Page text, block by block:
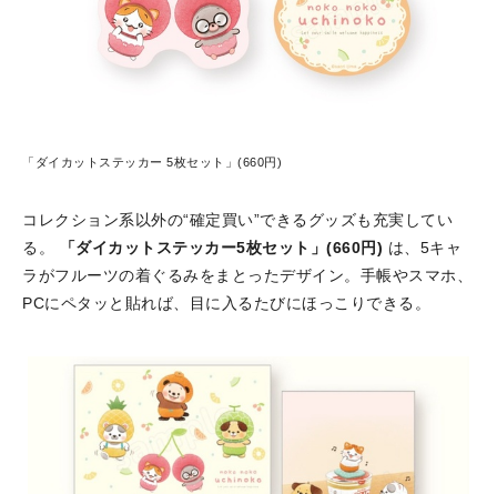
「ダイカットステッカー 5枚セット」(660円)
コレクション系以外の“確定買い”できるグッズも充実してい
る。
「ダイカットステッカー5枚セット」(660円) は、5キャ
ラがフルーツの着ぐるみをまとったデザイン。手帳やスマホ、
PCにペタッと貼れば、目に入るたびにほっこりできる。